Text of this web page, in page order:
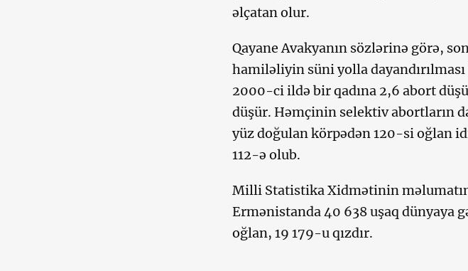
əlçatan olur.
Qayane Avakyanın sözlərinə görə,
hamiləliyin süni yolla
2000-ci ildə bir qadına 2,6 abort
düşür. Həmçinin selektiv abortların
yüz doğulan körpədən 120-si oğlan
112-ə olub.
Milli Statistika Xidmətinin
Ermənistanda 40 638 uşaq dünyaya
oğlan, 19 179-u qızdır.